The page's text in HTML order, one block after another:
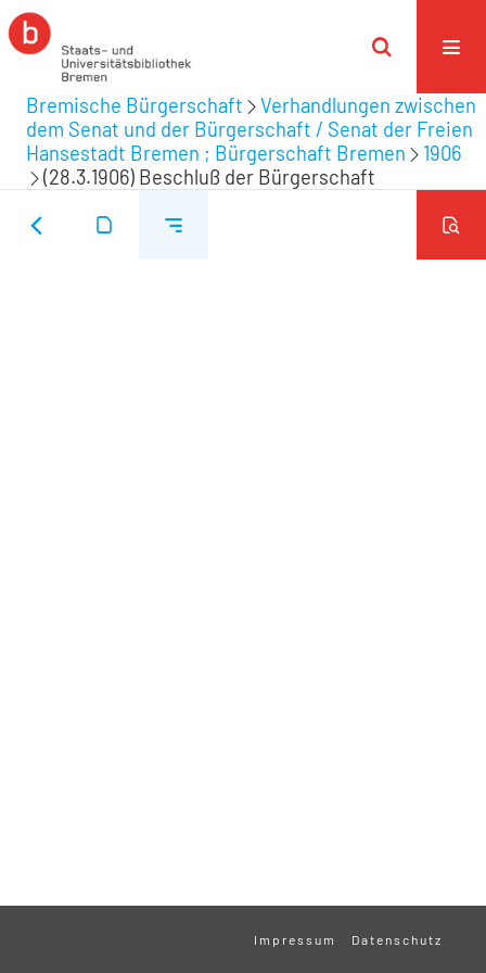
Bremische Bürgerschaft
Verhandlungen zwischen
dem Senat und der Bürgerschaft / Senat der Freien
Hansestadt Bremen ; Bürgerschaft Bremen
1906
(28.3.1906) Beschluß der Bürgerschaft
Impressum Datenschutz